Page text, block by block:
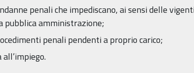
penali che impediscano, ai sensi delle
pubblica amministrazione;
penali pendenti a proprio carico;